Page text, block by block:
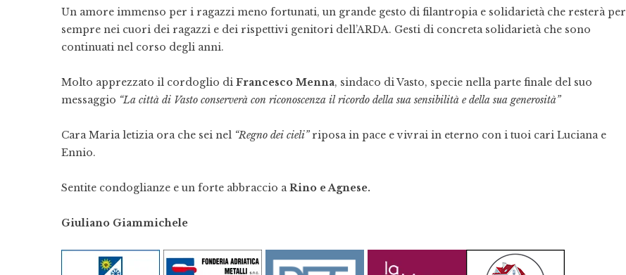
Un amore immenso per i ragazzi meno fortunati, un grande gesto di filantropia e solidarietà che resterà per
sempre nei cuori dei ragazzi e dei rispettivi genitori dell’ARDA. Gesti di concreta solidarietà che sono
continuati nel corso degli anni.
Molto apprezzato il cordoglio di Francesco Menna, sindaco di Vasto, specie nella parte finale del suo
messaggio “La città di Vasto conserverà con riconoscenza il ricordo della sua sensibilità e della sua generosità”
Cara Maria letizia ora che sei nel “Regno dei cieli”riposa in pace e vivrai in eterno con i tuoi cari Luciana e
Ennio.
Sentite condoglianze e un forte abbraccio aRino e Agnese.
Giuliano Giammichele